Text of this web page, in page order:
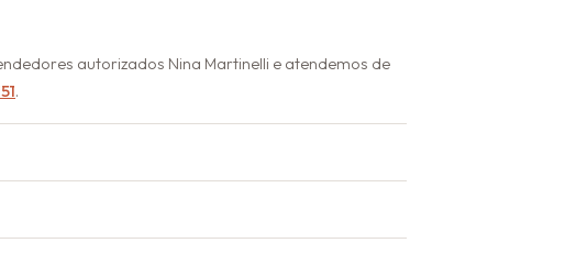
autorizados Nina Martinelli e atendemos de
.